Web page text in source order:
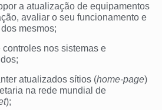
a atualização de equipamentos
avaliar o seu funcionamento e
mesmos;
controles nos sistemas e
atualizados sítios (home-page)
na rede mundial de
);